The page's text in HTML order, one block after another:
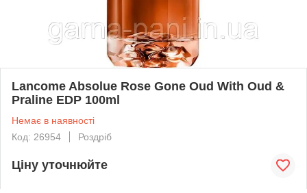
Lancome Absolue Rose Gone Oud With Oud &
Praline EDP 100ml
Немає в наявності
Код: 26954
Роздріб
Ціну уточнюйте